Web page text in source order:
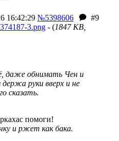
16:42:29 №5398606
#9
3.png - (1847 KB,
даже обнимать Чен и
руки вверх и не
сказать.
помоги!
и ржет как бака.